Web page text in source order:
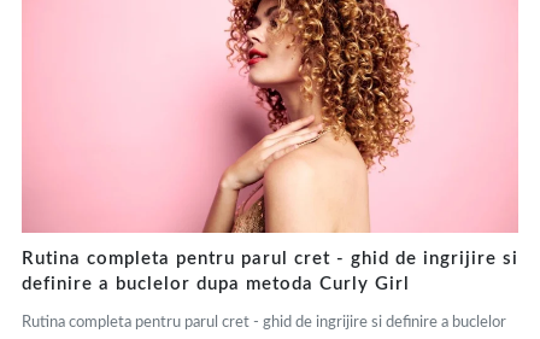
Rutina completa pentru parul cret - ghid de ingrijire si
definire a buclelor dupa metoda Curly Girl
Rutina completa pentru parul cret - ghid de ingrijire si definire a buclelor